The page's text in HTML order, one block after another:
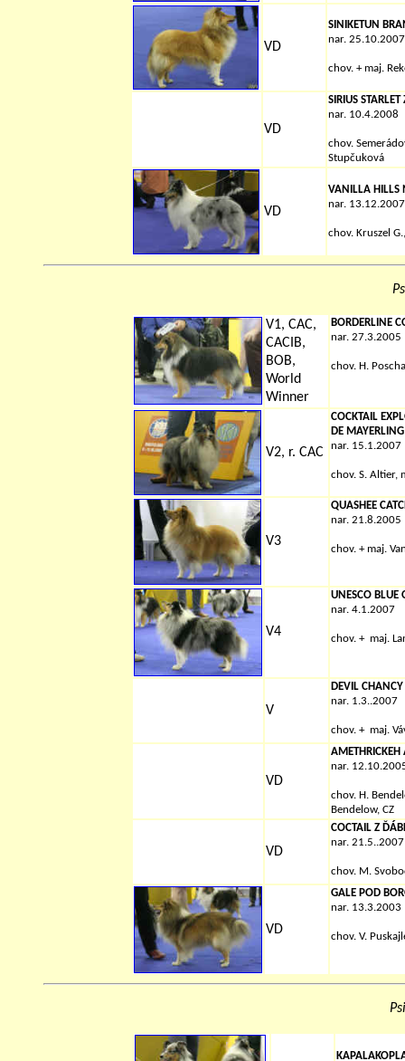
VD
SINIKETUN
nar. 25.10.2007
chov. + maj.
VD
SIRIUS
nar. 10.4.2008
chov.
Stupčuková
VD
VANILLA HILLS
nar. 13.12.2007
chov. Kruszel G.,
V1, CAC,
CACIB,
BOB,
World
Winner
BORDERLINE
nar. 27.3.2005
chov. H.
V2, r. CAC
COCKTAIL
DE MAYERLING
nar. 15.1.2007
chov. S. Altier,
V3
QUASHEE
nar. 21.8.2005
chov. + maj.
V4
UNESCO BLUE
nar. 4.1.2007
chov. + maj.
V
DEVIL
nar. 1.3..2007
chov. + maj.
VD
AMETHRICKEH
nar.
chov. H.
Bendelow, CZ
VD
COCTAIL Z
nar. 21.5..2007
chov. M.
VD
GALE POD
nar. 13.3.2003
chov. V.